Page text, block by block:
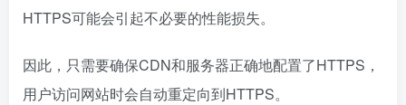
HTTPS可能会引起不必要的性能损失。
因此，只需要确保CDN和服务器正确地配置了HTTPS，
用户访问网站时会自动重定向到HTTPS。